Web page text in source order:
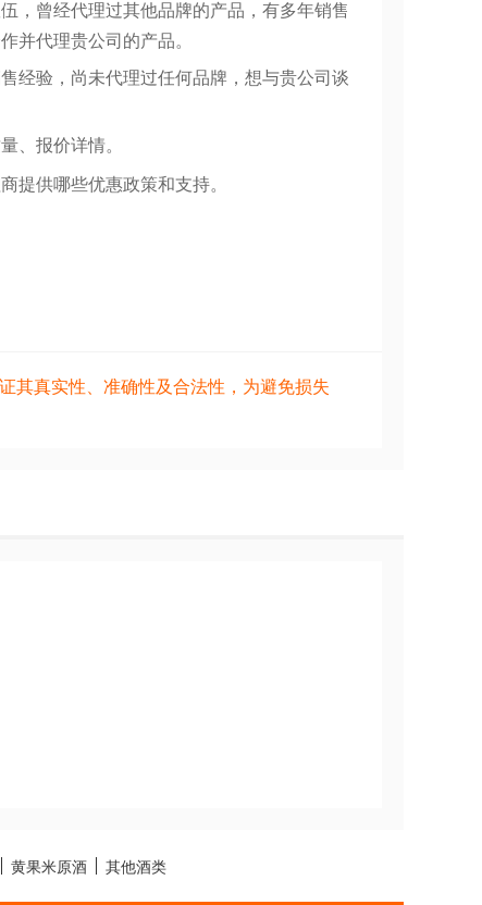
，曾经代理过其他品牌的产品，有多年销售
并代理贵公司的产品。
经验，尚未代理过任何品牌，想与贵公司谈
、报价详情。
提供哪些优惠政策和支持。
其真实性、准确性及合法性，为避免损失
黄果米原酒 其他酒类